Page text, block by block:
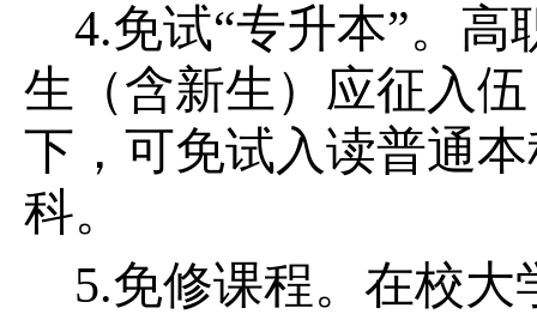
4.免试“专升本”。
生（含新生）应征入
下，可免试入读普通
科。
5.免修课程。在校